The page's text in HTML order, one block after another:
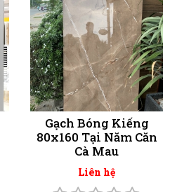
Gạch Bóng Kiếng
80x160 Tại Năm Căn
Cà Mau
Liên hệ